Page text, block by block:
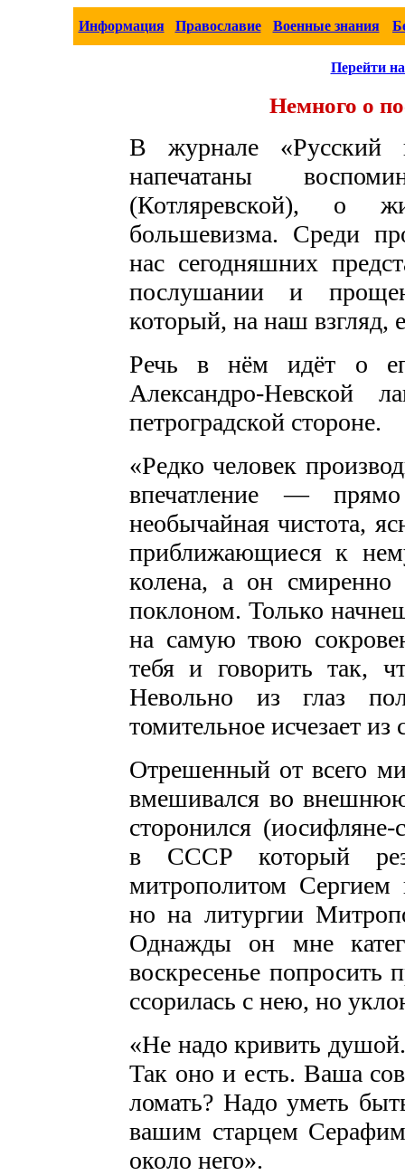
Информация Православие Военные знания
Перейти
Немного о
В журнале
напечатаны
(Котляревской), о
большевизма. Среди
нас сегодняшних
послушании и
который, на наш взгляд,
Речь в нём идёт о
Александро-
петроградской стороне.
«Редко человек
впечатление — прямо
необычайная чистота,
приближающиеся к
колена, а он смиренно
поклоном. Только
на самую твою
тебя и говорить так,
Невольно из глаз
томительное исчезает из
Отрешенный от всего
вмешивался во
сторонился
в СССР который
митрополитом Сергием
но на литургии
Однажды он мне
воскресенье
ссорилась с нею, но
«Не надо кривить
Так оно и есть. Ваша
ло­мать? Надо уметь
вашим старцем
около него».